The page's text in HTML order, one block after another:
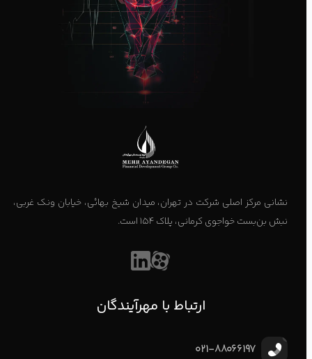
نشانی مرکز اصلی شرکت در تهران، میدان شیخ بهائی، خیابان ونک غربی،
نبش بن‌بست خواجوی کرمانی، پلاک ۱۵۴ است.
ارتباط با مهرآیندگان
021-88066197